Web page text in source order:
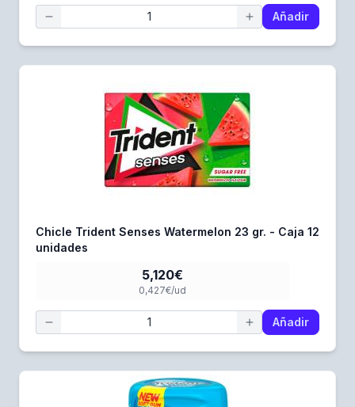
Añadir
Chicle Trident Senses Watermelon 23 gr. - Caja 12
unidades
5,120€
0,427€/ud
Añadir